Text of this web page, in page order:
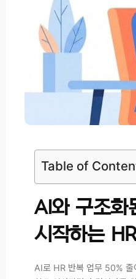
Table of
AI와 구조화
시작하는
AI로 HR 반복 업무 50% 줄